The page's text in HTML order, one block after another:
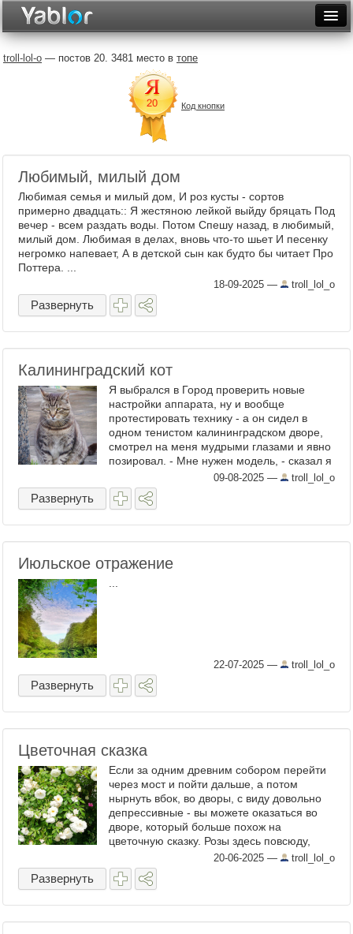
Неделя
Месяц
Рейтинги
Архив
Фототоп
Видеотоп
troll-lol-o — постов 20. 3481 место в топе
Код кнопки
Любимый, милый дом
Любимая семья и милый дом, И роз кусты - сортов
примерно двадцать:: Я жестяною лейкой выйду бряцать Под
вечер - всем раздать воды. Потом Спешу назад, в любимый,
милый дом. Любимая в делах, вновь что-то шьет И песенку
негромко напевает, А в детской сын как будто бы читает Про
Поттера. ...
18-09-2025 — troll_lol_o
Развернуть
Калининградский кот
Я выбрался в Город проверить новые
настройки аппарата, ну и вообще
протестировать технику - а он сидел в
одном тенистом калининградском дворе,
смотрел на меня мудрыми глазами и явно
позировал. - Мне нужен модель, - сказал я
ему, - Можно тебя попросить мне немного
попозировать? - ...
09-08-2025 — troll_lol_o
Развернуть
Июльское отражение
22-07-2025 — troll_lol_o
Развернуть
Цветочная сказка
Если за одним древним собором перейти
через мост и пойти дальше, а потом
нырнуть вбок, во дворы, с виду довольно
депрессивные - вы можете оказаться во
дворе, который больше похож на
цветочную сказку. Розы здесь повсюду,
огромные, могучие и прекрасные, многие
кусты в высоту ...
20-06-2025 — troll_lol_o
Развернуть